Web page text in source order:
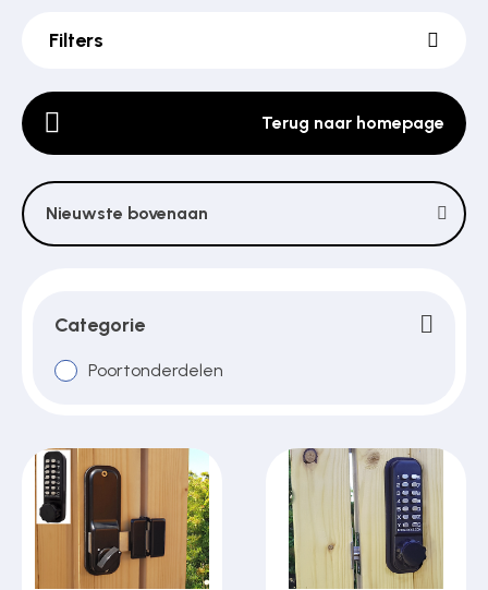
Pulsgevers
Sloten
Toegangscontrole
Voedingen
Over ons
Filters
Terug naar homepage
Nieuwste bovenaan
Categorie
Poortonderdelen